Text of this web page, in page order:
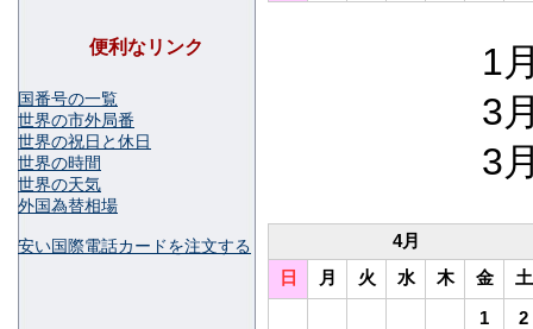
1
3
3
4月
日
月 火 水 木 金
土
1
2
便利なリンク
国番号の一覧
世界の市外局番
世界の祝日と休日
世界の時間
世界の天気
外国為替相場
安い国際電話カードを注文する